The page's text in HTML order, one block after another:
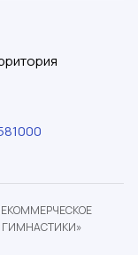
ГИМНАСТИКИ»